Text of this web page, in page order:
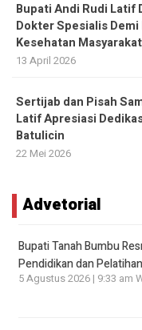
Bupati Andi Rudi Latif
Dokter Spesialis Demi
Kesehatan Masyarakat
13 April 2026
Sertijab dan Pisah
Latif Apresiasi
Batulicin
22 Mei 2026
Advetorial
Bupati Tanah Bumbu
Pendidikan dan
5 Agustus 2026 | 9:33 am